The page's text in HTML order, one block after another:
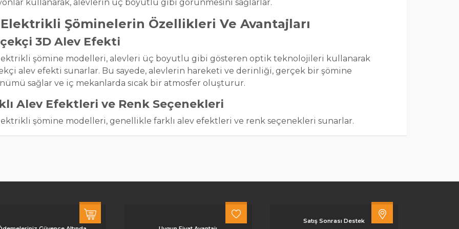
kullanarak, alevlerin üç boyutlu gibi görünmesini sağlarlar.
Şöminelerin Özellikleri Ve Avantajları
3D Alev Efekti
şömine modelleri, alevleri üç boyutlu gibi gösteren optik teknolojileri kullanarak
alev efekti sunarlar. Bu sayede, alevlerin hareketi ve derinliği, gerçek bir şömine
sağlar ve iç mekanlarda sıcak bir atmosfer oluşturur.
Alev Efektleri ve Renk Seçenekleri
şömine modelleri, genellikle farklı alev efektleri ve renk seçenekleri sunarlar.
3D elektrikli şömine modeli, ısıtma özelliği de sunar. Isıtma seçeneği ile oda sıcaklığını
veya uzaktan kumanda ile ayarlamak mümkündür.
Satış Sonrası Destek